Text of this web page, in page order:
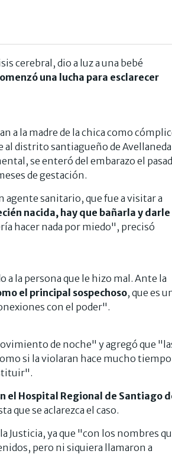
cerebral, dio a luz a una bebé
una lucha para esclarecer
a la madre de la chica como
al distrito santiagueño de
se enteró del embarazo el
de gestación.
agente sanitario, que fue a visitar a
nacida, hay que bañarla y darle
hacer nada por miedo", precisó
la persona que le hizo mal. Ante la
el principal sospechoso, que es
con el poder".
de noche" y agregó que
si la violaran hace mucho
el Hospital Regional de Santiago
que se aclarezca el caso.
Justicia, ya que "con los nombres
pero ni siquiera llamaron a